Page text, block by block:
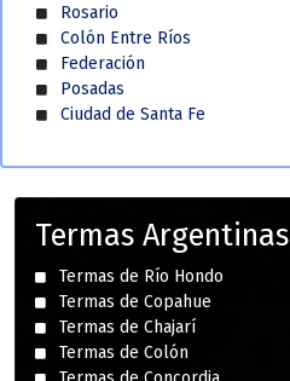
Rosario
Colón Entre Ríos
Federación
Posadas
Ciudad de Santa Fe
Termas Argentinas
Termas de Río Hondo
Termas de Copahue
Termas de Chajarí
Termas de Colón